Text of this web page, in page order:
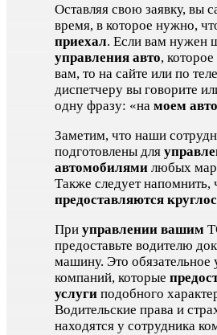
Оставляя свою заявку, вы
время, в которое нужно,
приехал. Если вам нужен
управления авто,
вам, то на сайте или по
диспетчеру вы говорите
одну фразу: «на моем авто
Заметим, что наши
подготовлены для
автомобилямилюбых
Также следует напомнить,
предоставляются
При управлении вашим
предоставьте водителю
машину. Это обязательное
компаний, которые
услугиподобного
Водительские права и
находятся у сотрудника